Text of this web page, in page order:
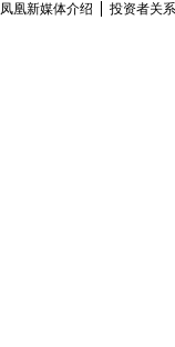
凤凰新媒体介绍 投资者关